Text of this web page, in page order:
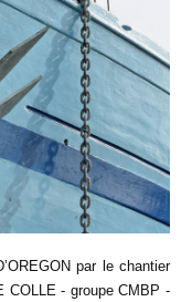
par le chantier
COLLE - groupe CMBP -